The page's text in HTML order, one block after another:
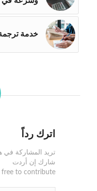
خدمة
اترك رداً
تريد المشاركة في
شارك إن أردت
free to contribute!